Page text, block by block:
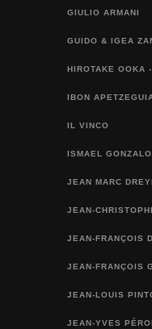
GIULIO ARMANI
GUIDO & IGEA
HIROTAKE OOKA
IBON
IL VINCO
ISMAEL GONZALO
JEAN MARC
JEAN-
JEAN-FRANÇOIS
JEAN-FRANÇOIS
JEAN-LOUIS
JEAN-YVES